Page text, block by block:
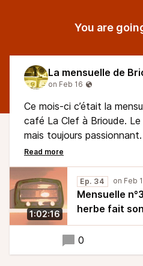
You are
Ce mois-ci c’était la
café La Clef à Brioude.
mais toujours passionnant.
Retrouvez nous en FM
et en podcast et direct
1:02:16
Ep. 34
Mensuelle
herbe fait
0